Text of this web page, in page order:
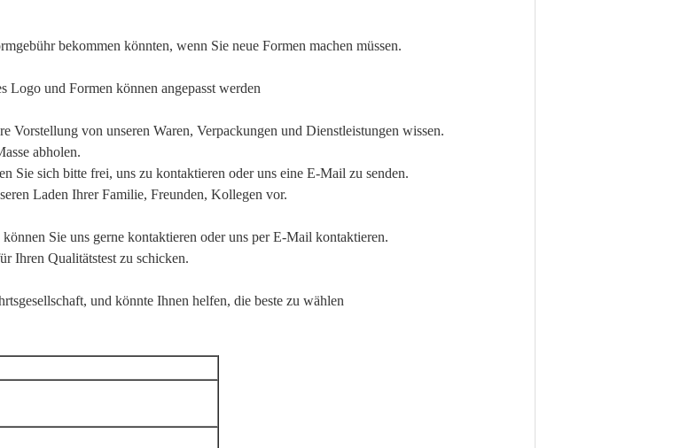
bekommen könnten, wenn Sie neue Formen machen müssen.
Logo und Formen können angepasst werden
Vorstellung von unseren Waren, Verpackungen und Dienstleistungen wissen.
abholen.
Sie sich bitte frei, uns zu kontaktieren oder uns eine E-Mail zu senden.
Laden Ihrer Familie, Freunden, Kollegen vor.
Sie uns gerne kontaktieren oder uns per E-Mail kontaktieren.
Ihren Qualitätstest zu schicken.
und könnte Ihnen helfen, die beste zu wählen